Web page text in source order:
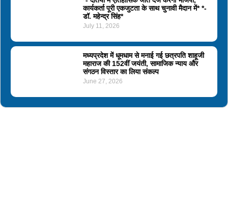
कार्यकर्ता पूरी एकजुटता के साथ चुनावी मैदान में* *-
डॉ. महेन्द्र सिंह*
July 11, 2026
मध्यप्रदेश में धूमधाम से मनाई गई छत्रपति शाहूजी
महाराज की 152वीं जयंती, सामाजिक न्याय और
संगठन विस्तार का लिया संकल्प
June 27, 2026